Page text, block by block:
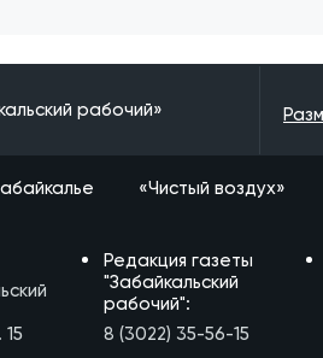
рабочий»
«Чистый воздух»
Редакция газеты
"Забайкальский
рабочий":
8 (3022) 35-56-15